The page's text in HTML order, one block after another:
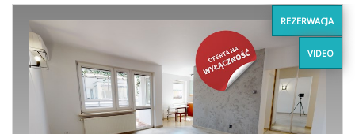
REZERWACJA
VIDEO